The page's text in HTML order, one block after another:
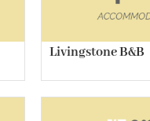
Livingstone B&B